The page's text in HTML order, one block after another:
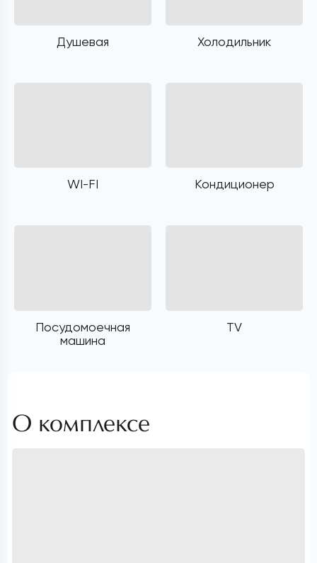
Душевая Холодильник
WI-FI Кондиционер
Посудомоечная
машина
TV
О комплексе